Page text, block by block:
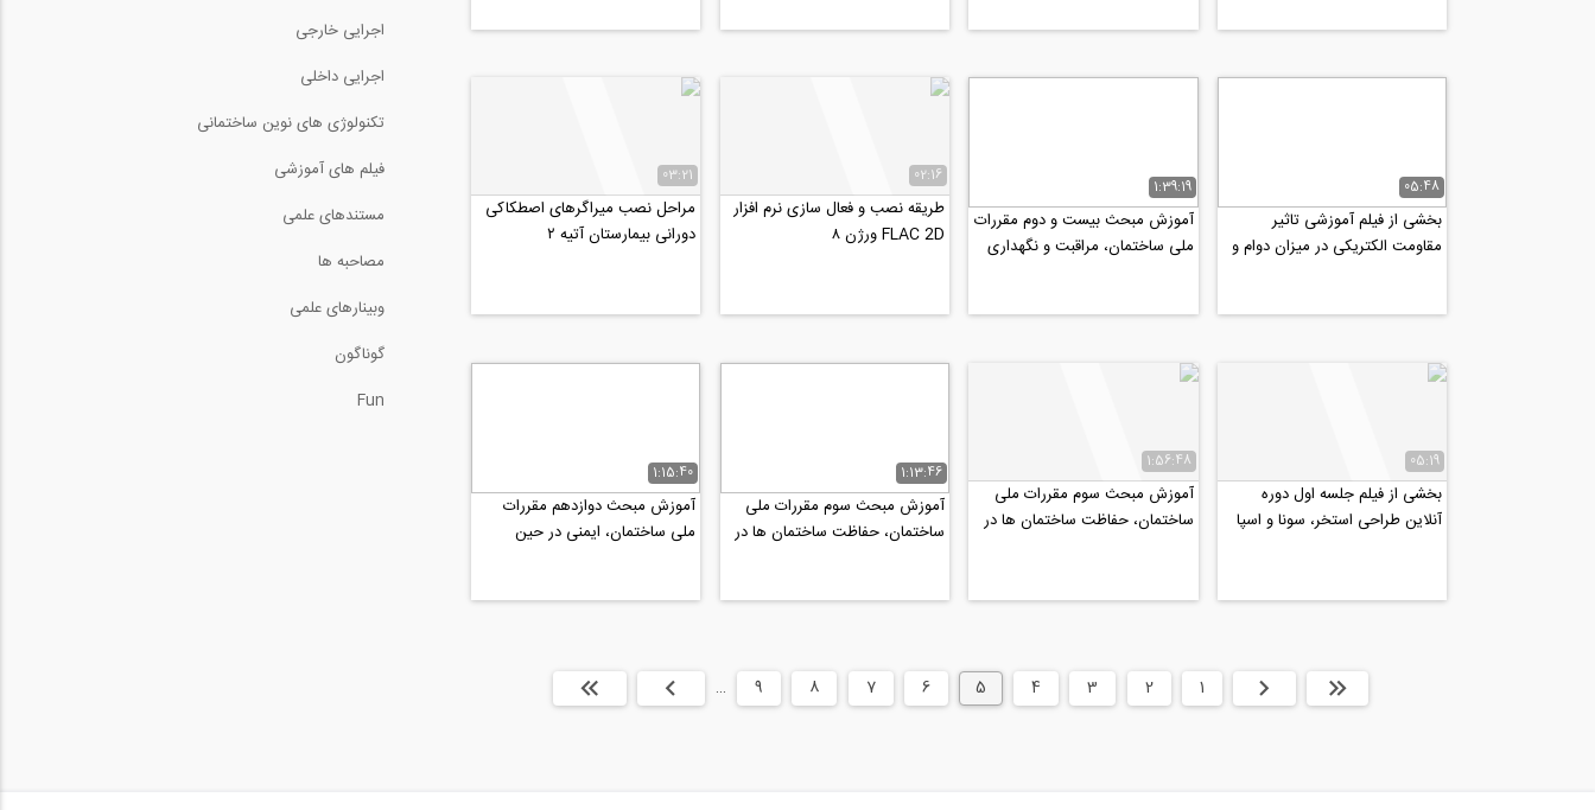
05:48
بخشی از فیلم آموزشی تاثیر
مقاومت الکتریکی در میزان دوام و
1:39:19
آموزش مبحث بیست و دوم مقررات
ملی ساختمان، مراقبت و نگهداری
02:16
طریقه نصب و فعال سازی نرم افزار
FLAC 2D ورژن ۸
03:21
مراحل نصب میراگرهای اصطکاکی
دورانی بیمارستان آتیه ۲
05:19
بخشی از فیلم جلسه اول دوره
آنلاین طراحی استخر، سونا و اسپا
1:56:48
آموزش مبحث سوم مقررات ملی
ساختمان، حفاظت ساختمان ها در
1:13:46
آموزش مبحث سوم مقررات ملی
ساختمان، حفاظت ساختمان ها در
1:15:40
آموزش مبحث دوازدهم مقررات
ملی ساختمان، ایمنی در حین
ابتدا قبلی 1
2
3
4
5
6
7
8
9
… بعدی انتها »
اجرایی خارجی
اجرایی داخلی
تکنولوژی های نوین ساختمانی
فیلم های آموزشی
مستندهای علمی
مصاحبه ها
وبینارهای علمی
گوناگون
Fun